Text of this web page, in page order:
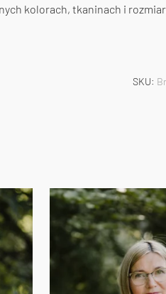
kolorach, tkaninach i
SKU: